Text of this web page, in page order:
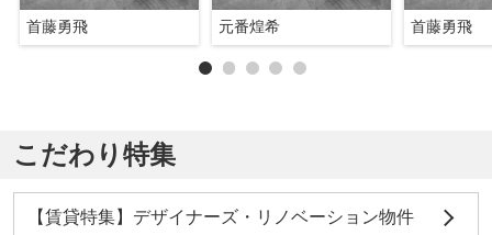
首藤勇飛 元番煌希 首藤勇飛
こだわり特集
【賃貸特集】デザイナーズ・リノベーション物件